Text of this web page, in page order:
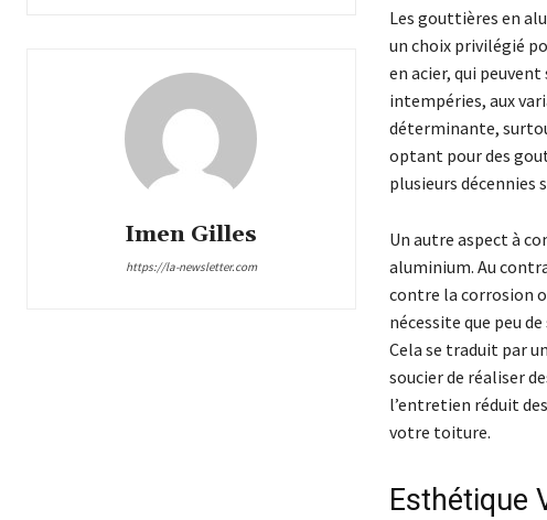
Imen Gilles
https://la-newsletter.com
Les gouttières en
un choix privilégié
en acier, qui
intempéries, aux
déterminante,
optant pour des
plusieurs décennies
Un autre aspect à
aluminium. Au
contre la corrosion
nécessite que peu
Cela se traduit par
soucier de réaliser
l’entretien réduit
votre toiture.
Esthétique